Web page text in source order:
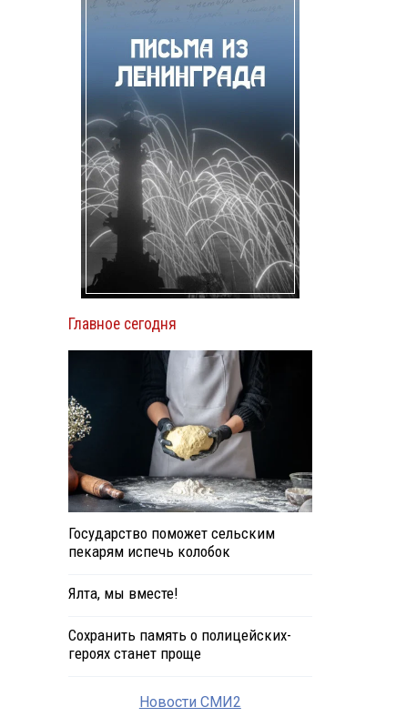
Главное сегодня
Государство поможет сельским
пекарям испечь колобок
Ялта, мы вместе!
Сохранить память о полицейских-
героях станет проще
Новости СМИ2